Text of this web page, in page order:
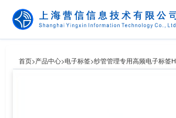
首页>产品中心>电子标签>纱管管理专用高频电子标签